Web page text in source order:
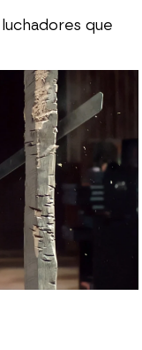
que